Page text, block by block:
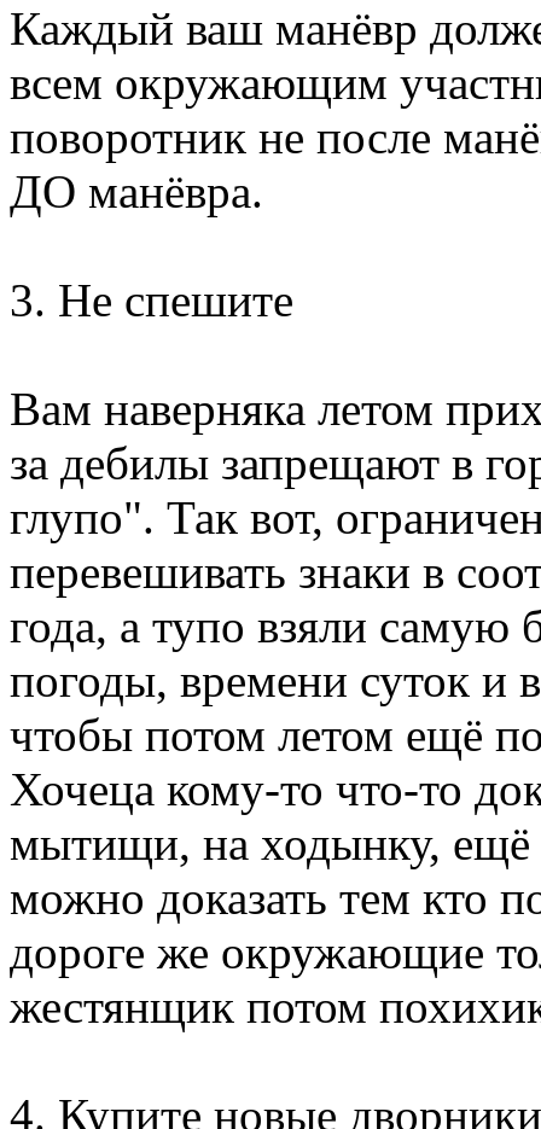
Каждый ваш манёвр
всем окружающим
поворотник не после
ДО манёвра.
3. Не спешите
Вам наверняка летом
за дебилы запрещают в
глупо". Так вот,
перевешивать знаки в
года, а тупо взяли самую
погоды, времени суток и
чтобы потом летом ещё
Хочеца кому-то что-то
мытищи, на ходынку, ещё
можно доказать тем кто
дороге же окружающие
жестянщик потом
4. Купите новые